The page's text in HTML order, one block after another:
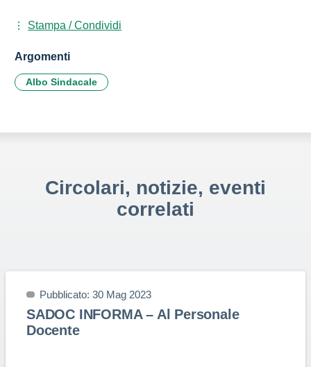
Stampa / Condividi
Argomenti
Albo Sindacale
Circolari, notizie, eventi
correlati
Pubblicato: 30 Mag 2023
SADOC INFORMA – Al Personale
Docente